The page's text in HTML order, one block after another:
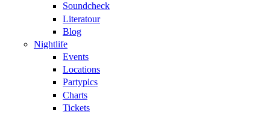
Soundcheck
Literatour
Blog
Nightlife
Events
Locations
Partypics
Charts
Tickets